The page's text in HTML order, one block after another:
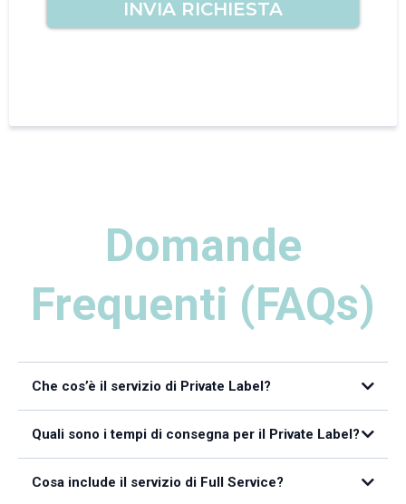
INVIA RICHIESTA
Domande
Frequenti (FAQs)
Che cos’è il servizio di Private Label?
Quali sono i tempi di consegna per il Private Label?
Cosa include il servizio di Full Service?